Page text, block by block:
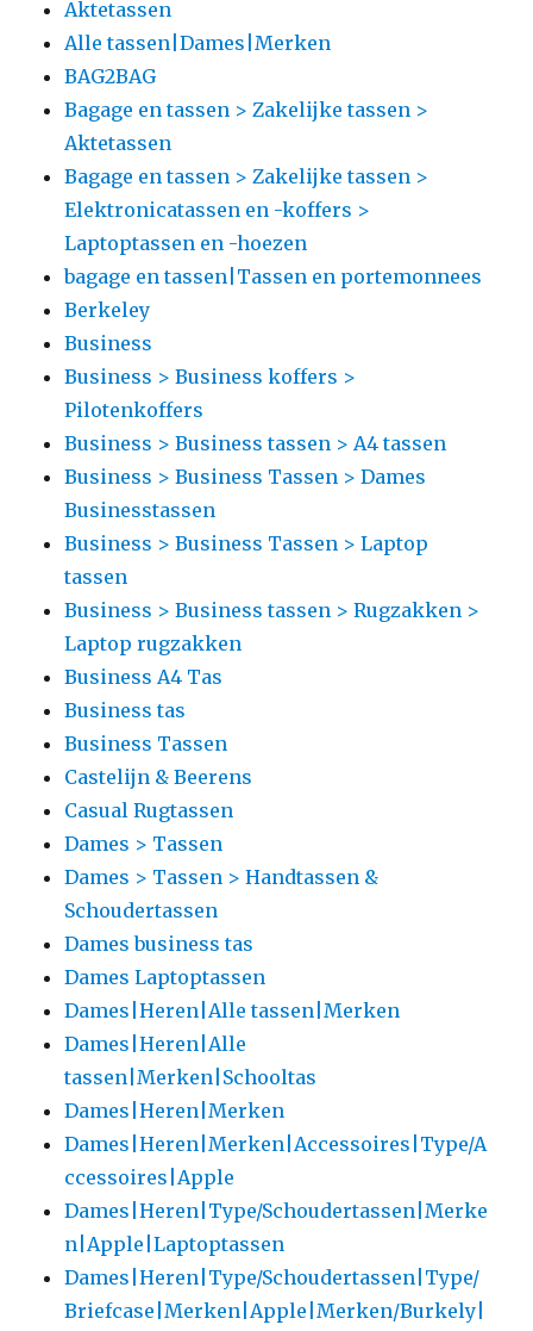
Aktetassen
Alle tassen|Dames|Merken
BAG2BAG
Bagage en tassen > Zakelijke tassen >
Aktetassen
Bagage en tassen > Zakelijke tassen >
Elektronicatassen en -koffers >
Laptoptassen en -hoezen
bagage en tassen|Tassen en portemonnees
Berkeley
Business
Business > Business koffers >
Pilotenkoffers
Business > Business tassen > A4 tassen
Business > Business Tassen > Dames
Businesstassen
Business > Business Tassen > Laptop
tassen
Business > Business tassen > Rugzakken >
Laptop rugzakken
Business A4 Tas
Business tas
Business Tassen
Castelijn & Beerens
Casual Rugtassen
Dames > Tassen
Dames > Tassen > Handtassen &
Schoudertassen
Dames business tas
Dames Laptoptassen
Dames|Heren|Alle tassen|Merken
Dames|Heren|Alle
tassen|Merken|Schooltas
Dames|Heren|Merken
Dames|Heren|Merken|Accessoires|Type/A
ccessoires|Apple
Dames|Heren|Type/Schoudertassen|Merke
n|Apple|Laptoptassen
Dames|Heren|Type/Schoudertassen|Type/
Briefcase|Merken|Apple|Merken/Burkely|